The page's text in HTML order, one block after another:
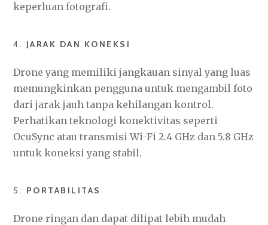
keperluan fotografi.
4. JARAK DAN KONEKSI
Drone yang memiliki jangkauan sinyal yang luas
memungkinkan pengguna untuk mengambil foto
dari jarak jauh tanpa kehilangan kontrol.
Perhatikan teknologi konektivitas seperti
OcuSync atau transmisi Wi-Fi 2.4 GHz dan 5.8 GHz
untuk koneksi yang stabil.
5. PORTABILITAS
Drone ringan dan dapat dilipat lebih mudah